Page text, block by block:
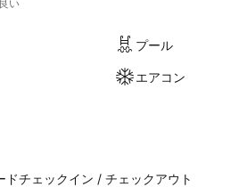
良い
プール
エアコン
ドチェックイン / チェックアウト